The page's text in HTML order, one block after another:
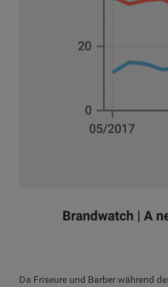
Da Friseure und Barber während